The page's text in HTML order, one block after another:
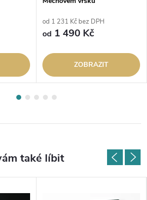
od 1 231 Kč bez DPH
od 1 490 Kč
ZOBRAZIT